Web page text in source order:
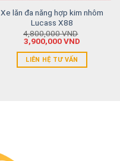
Xe lăn đa năng hợp kim nhôm
Lucass X88
4,800,000VND
3,900,000VND
LIÊN HỆ TƯ VẤN